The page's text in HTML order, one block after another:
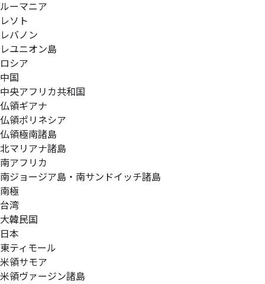
ルーマニア
レソト
レバノン
レユニオン島
ロシア
中国
中央アフリカ共和国
仏領ギアナ
仏領ポリネシア
仏領極南諸島
北マリアナ諸島
南アフリカ
南ジョージア島・南サンドイッチ諸島
南極
台湾
大韓民国
日本
東ティモール
米領サモア
米領ヴァージン諸島